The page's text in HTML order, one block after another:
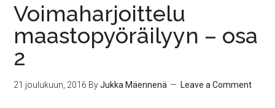
Voimaharjoittelu
maastopyöräilyyn – osa
2
21 joulukuun, 2016 ByJukka Mäennenä Leave a Comment